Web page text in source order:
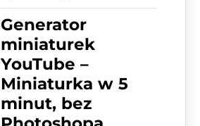
Generator
miniaturek
YouTube –
Miniaturka w 5
minut, bez